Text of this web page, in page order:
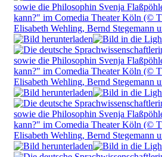
Elisabeth Wehling, Bernd Stegemann
Elisabeth Wehling, Bernd Stegemann
Elisabeth Wehling, Bernd Stegemann